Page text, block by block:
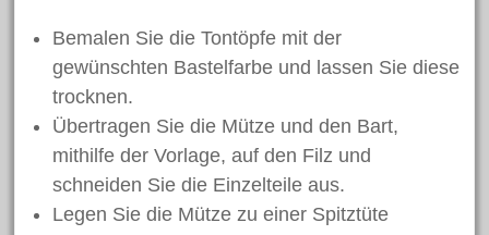
Bemalen Sie die Tontöpfe mit der
gewünschten Bastelfarbe und lassen Sie diese
trocknen.
Übertragen Sie die Mütze und den Bart,
mithilfe der Vorlage, auf den Filz und
schneiden Sie die Einzelteile aus.
Legen Sie die Mütze zu einer Spitztüte